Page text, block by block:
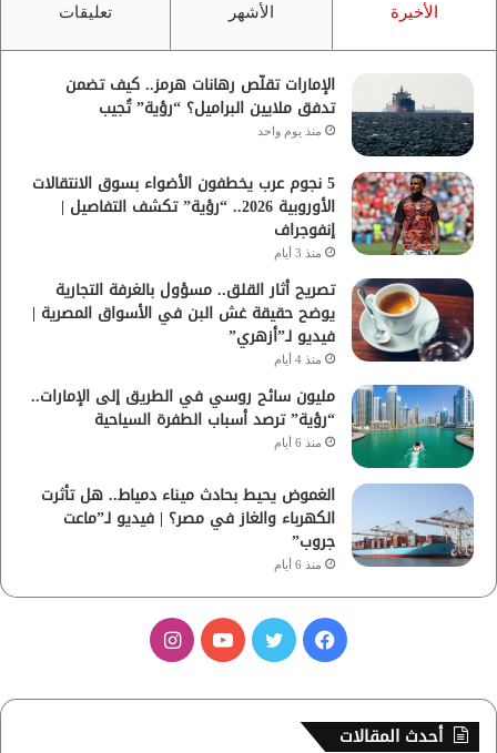
الأخيرة الأشهر تعليقات
الإمارات تقلّص رهانات هرمز.. كيف تضمن
تدفق ملايين البراميل؟ “رؤية” تُجيب
منذ يوم واحد
5 نجوم عرب يخطفون الأضواء بسوق الانتقالات
الأوروبية 2026.. “رؤية” تكشف التفاصيل |
إنفوجراف
منذ 3 أيام
تصريح أثار القلق.. مسؤول بالغرفة التجارية
يوضح حقيقة غش البن في الأسواق المصرية |
فيديو لـ”أزهري”
منذ 4 أيام
مليون سائح روسي في الطريق إلى الإمارات..
“رؤية” ترصد أسباب الطفرة السياحية
منذ 6 أيام
الغموض يحيط بحادث ميناء دمياط.. هل تأثرت
الكهرباء والغاز في مصر؟ | فيديو لـ”ماعت
جروب”
منذ 6 أيام
س
أحدث المقالات